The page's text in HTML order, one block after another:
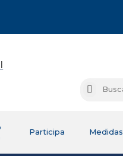
Buscar
Participa